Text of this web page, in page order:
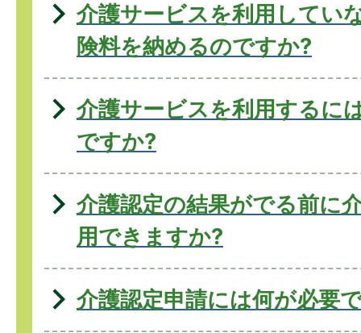
介護サービスを利用してい
険料を納めるのですか?
介護サービスを利用するに
ですか?
介護認定の結果がでる前に
用できますか?
介護認定申請には何が必要